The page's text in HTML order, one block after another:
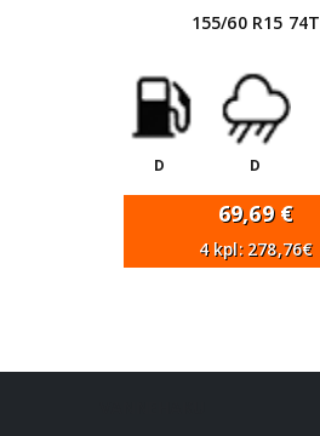
155/60 R15 74T
D D
69,69 €
4 kpl: 278,76€